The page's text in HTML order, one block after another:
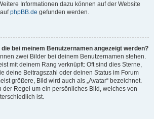
Informationen dazu können auf der Website
phpBB.de gefunden werden.
bei meinem Benutzernamen angezeigt werden?
zwei Bilder bei deinem Benutzernamen stehen.
mit deinem Rang verknüpft: Oft sind dies Sterne,
deine Beitragszahl oder deinen Status im Forum
größere, Bild wird auch als „Avatar“ bezeichnet.
der Regel um ein persönliches Bild, welches von
ist.